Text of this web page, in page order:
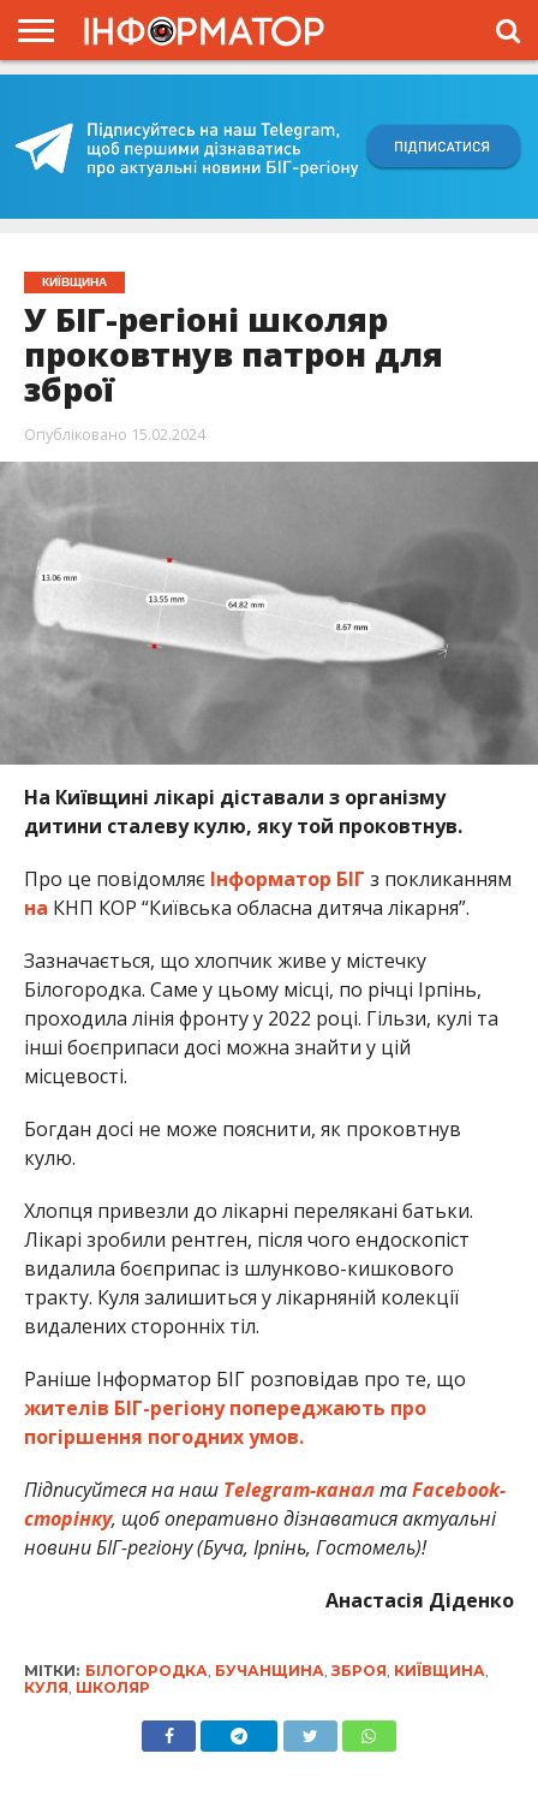
ПРОЄКТ
КИЇВЩИНА
У БІГ-регіоні школяр
проковтнув патрон для
зброї
Опубліковано 15.02.2024
На Київщині лікарі діставали з організму
дитини сталеву кулю, яку той проковтнув.
Про це повідомляє Інформатор БІГ з покликанням
на КНП КОР “Київська обласна дитяча лікарня”.
Зазначається, що хлопчик живе у містечку
Білогородка. Саме у цьому місці, по річці Ірпінь,
проходила лінія фронту у 2022 році. Гільзи, кулі та
інші боєприпаси досі можна знайти у цій
місцевості.
Богдан досі не може пояснити, як проковтнув
кулю.
Хлопця привезли до лікарні перелякані батьки.
Лікарі зробили рентген, після чого ендоскопіст
видалила боєприпас із шлунково-кишкового
тракту. Куля залишиться у лікарняній колекції
видалених сторонніх тіл.
Раніше Інформатор БІГ розповідав про те, що
жителів БІГ-регіону попереджають про
погіршення погодних умов.
Підписуйтеся на наш Telegram-канал таFacebook-
сторінку, щоб оперативно дізнаватися актуальні
новини БІГ-регіону (Буча, Ірпінь, Гостомель)!
Анастасія Діденко
МІТКИ: БІЛОГОРОДКА, БУЧАНЩИНА, ЗБРОЯ, КИЇВЩИНА,
КУЛЯ, ШКОЛЯР